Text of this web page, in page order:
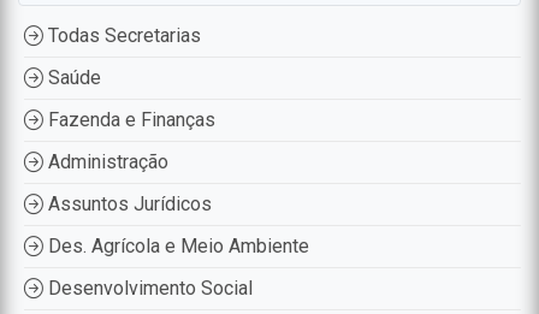
Todas Secretarias
Saúde
Fazenda e Finanças
Administração
Assuntos Jurídicos
Des. Agrícola e Meio Ambiente
Desenvolvimento Social